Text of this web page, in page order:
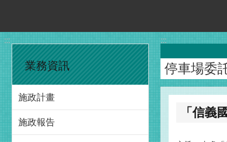
:::
業務資訊
施政計畫
施政報告
:::
停車場委
「信義